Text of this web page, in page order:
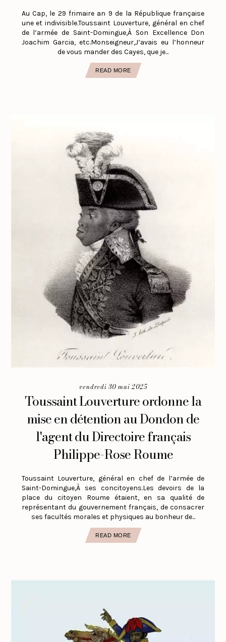
Au Cap, le 29 frimaire an 9 de la République française
une et indivisible.Toussaint Louverture, général en chef
de l’armée de Saint-Domingue,À Son Excellence Don
Joachim Garcia, etc.Monseigneur,J’avais eu l’honneur
de vous mander des Cayes, que je...
READ MORE
vendredi 30 mai 2025
Toussaint Louverture ordonne la
mise en détention au Dondon de
l'agent du Directoire français
Philippe-Rose Roume
Toussaint Louverture, général en chef de l’armée de
Saint-Domingue,À ses concitoyens.Les devoirs de la
place du citoyen Roume étaient, en sa qualité de
représentant du gouvernement français, de consacrer
ses facultés morales et physiques au bonheur de...
READ MORE